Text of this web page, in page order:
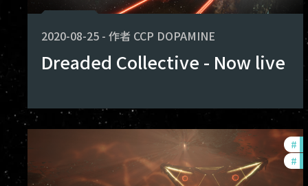
2020-08-25 - 作者 CCP DOPAMINE
Dreaded Collective - Now live
#
#